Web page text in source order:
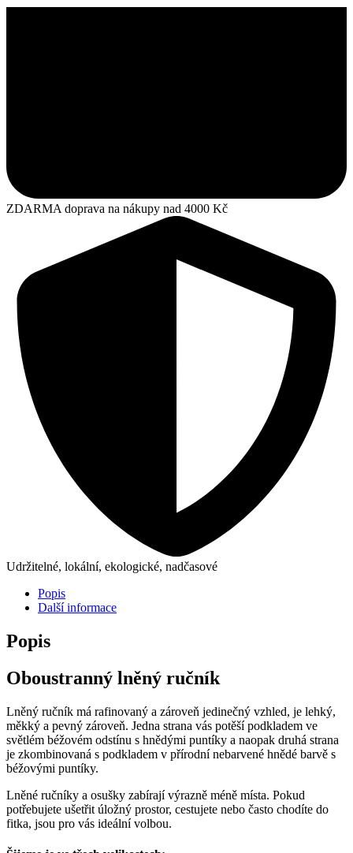
ZDARMA doprava na nákupy nad 4000 Kč
Udržitelné, lokální, ekologické, nadčasové
Popis
Další informace
Popis
Oboustranný lněný ručník
Lněný ručník má rafinovaný a zároveň jedinečný vzhled, je lehký,
měkký a pevný zároveň. Jedna strana vás potěší podkladem ve
světlém béžovém odstínu s hnědými puntíky a naopak druhá strana
je zkombinovaná s podkladem v přírodní nebarvené hnědé barvě s
béžovými puntíky.
Lněné ručníky a osušky zabírají výrazně méně místa. Pokud
potřebujete ušetřit úložný prostor, cestujete nebo často chodíte do
fitka, jsou pro vás ideální volbou.